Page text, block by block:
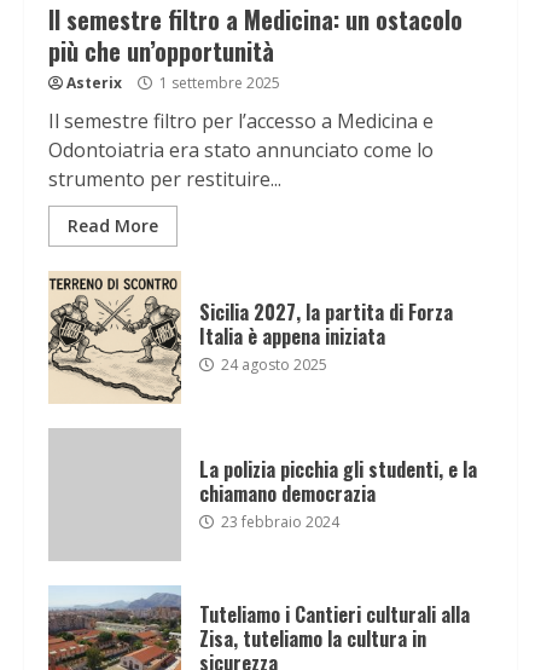
Il semestre filtro a Medicina: un ostacolo
più che un’opportunità
Asterix 1 settembre 2025
Il semestre filtro per l’accesso a Medicina e
Odontoiatria era stato annunciato come lo
strumento per restituire...
Read More
Sicilia 2027, la partita di Forza
Italia è appena iniziata
24 agosto 2025
La polizia picchia gli studenti, e la
chiamano democrazia
23 febbraio 2024
Tuteliamo i Cantieri culturali alla
Zisa, tuteliamo la cultura in
sicurezza